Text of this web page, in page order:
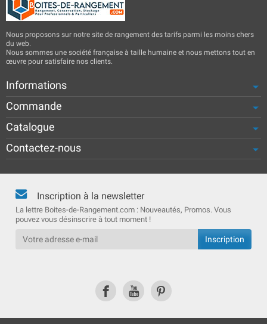
Nous proposons sur notre site de rangement des tarifs parmi les moins chers
du web.
Nous sommes une société française à taille humaine et nous mettons tout en
œuvre pour satisfaire nos clients.
Informations
Commande
Catalogue
Contactez-nous
Inscription à la newsletter
La lettre Boites-de-Rangement.com : Nouveautés, Promos. Vous
pouvez vous désinscrire à tout moment !